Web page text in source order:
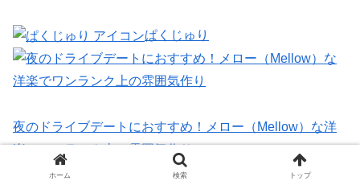
ぱくじゅり
夜のドライブデートにおすすめ！メロー（Mellow）な洋
楽でワンランク上の雰囲気作り
デート
ホーム 検索 トップ